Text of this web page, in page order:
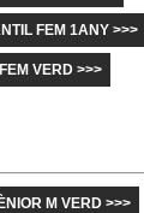
FEM 1ANY >>>
VERD >>>
M VERD >>>